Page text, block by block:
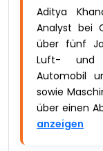
Aditya
Analyst bei
über fünf
Luft- und
Automobil
sowie
über einen
anzeigen